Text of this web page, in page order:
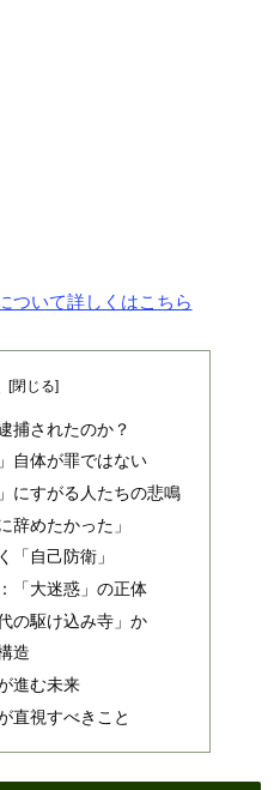
ついて詳しくはこちら
捕されたのか？
自体が罪ではない
にすがる人たちの悲鳴
辞めたかった」
「自己防衛」
「大迷惑」の正体
の駆け込み寺」か
造
進む未来
直視すべきこと